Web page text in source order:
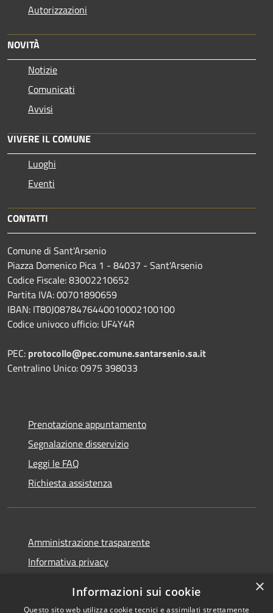
Autorizzazioni
NOVITÀ
Notizie
Comunicati
Avvisi
VIVERE IL COMUNE
Luoghi
Eventi
CONTATTI
Comune di Sant'Arsenio
Piazza Domenico Pica 1 - 84037 - Sant'Arsenio
Codice Fiscale: 83002210652
Partita IVA: 00701890659
IBAN: IT80J0878476440010002100100
Codice univoco ufficio: UF4Y4R
PEC: protocollo@pec.comune.santarsenio.sa.it
Centralino Unico: 0975 398033
Prenotazione appuntamento
Segnalazione disservizio
Leggi le FAQ
Richiesta assistenza
Amministrazione trasparente
Informativa privacy
Dichiarazione di accessibilità
×
Informazioni sui cookie
Questo sito web utilizza cookie tecnici e assimilati strettamente